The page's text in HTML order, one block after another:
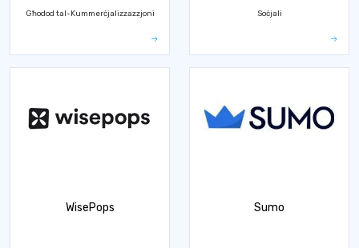
Għodod tal-Kummerċjalizzazzjoni Soċjali
WisePops Sumo